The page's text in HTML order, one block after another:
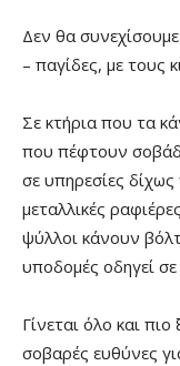
Δεν θα
– παγίδες, με τους
Σε κτήρια που τα
που πέφτουν
σε υπηρεσίες
μεταλλικές
ψύλλοι κάνουν
υποδομές οδηγεί
Γίνεται όλο και
σοβαρές ευθύνες